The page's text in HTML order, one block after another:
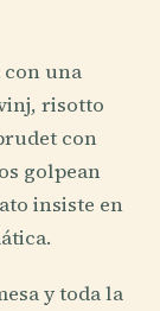
una
risotto
con
golpean
insiste en
y toda la